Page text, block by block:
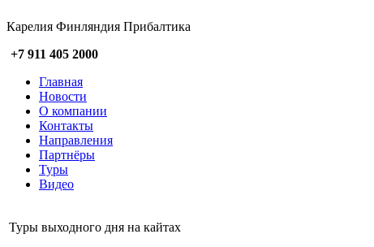
Карелия Финляндия Прибалтика
+7 911 405 2000
Главная
Новости
О компании
Контакты
Направления
Партнёры
Туры
Видео
Туры выходного дня на кайтах